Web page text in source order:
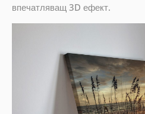
впечатляващ 3D ефект.